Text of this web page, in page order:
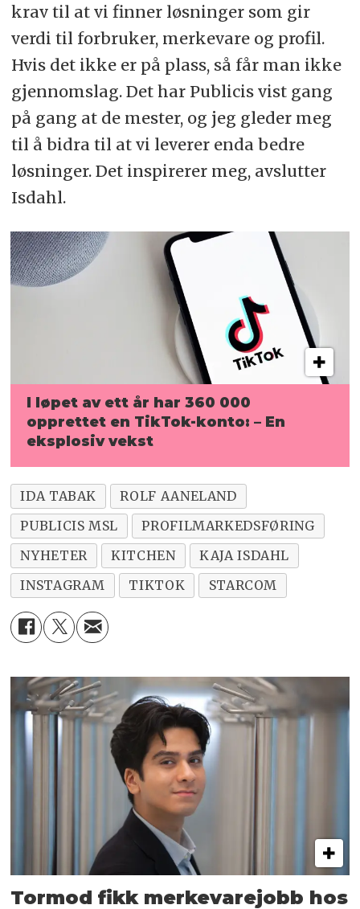
krav til at vi finner løsninger som gir
verdi til forbruker, merkevare og profil.
Hvis det ikke er på plass, så får man ikke
gjennomslag. Det har Publicis vist gang
på gang at de mester, og jeg gleder meg
til å bidra til at vi leverer enda bedre
løsninger. Det inspirerer meg, avslutter
Isdahl.
I løpet av ett år har 360 000
opprettet en TikTok-konto: ­– En
eksplosiv vekst
IDA TABAK
ROLF AANELAND
PUBLICIS MSL
PROFILMARKEDSFØRING
NYHETER
KITCHEN
KAJA ISDAHL
INSTAGRAM
TIKTOK STARCOM
Tormod fikk merkevarejobb hos